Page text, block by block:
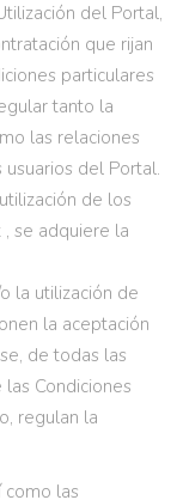
del Portal,
que rijan
particulares
tanto la
las relaciones
del Portal.
de los
se adquiere la
la utilización de
la aceptación
de todas las
Condiciones
regulan la
las